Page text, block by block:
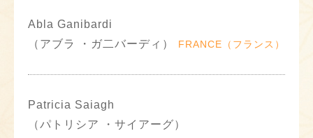
Abla Ganibardi
（アブラ ・ガ二バーディ）
FRANCE（フランス）
Patricia Saiagh
（パトリシア ・サイアーグ）